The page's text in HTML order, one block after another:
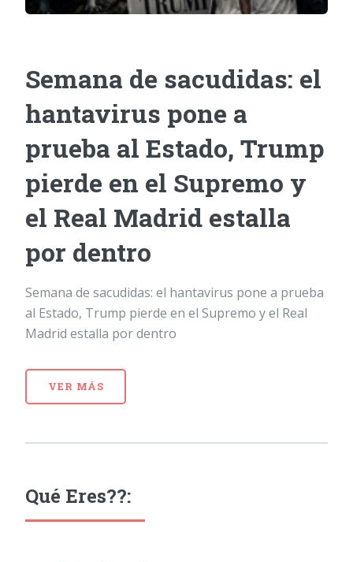
Semana de sacudidas: el
hantavirus pone a
prueba al Estado, Trump
pierde en el Supremo y
el Real Madrid estalla
por dentro
Semana de sacudidas: el hantavirus pone a prueba
al Estado, Trump pierde en el Supremo y el Real
Madrid estalla por dentro
VER MÁS
Qué Eres??: